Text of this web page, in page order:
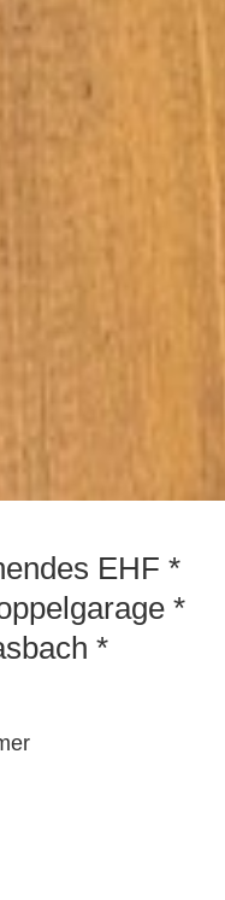
EHF *
*
*